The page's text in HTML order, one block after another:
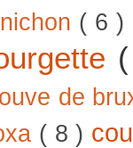
( 6 )
de
( 8 )